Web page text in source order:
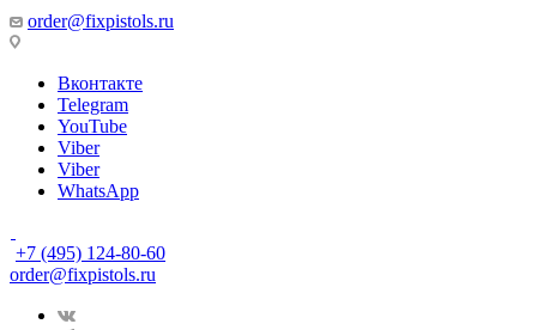
order@fixpistols.ru
Вконтакте
Telegram
YouTube
Viber
Viber
WhatsApp
+7 (495) 124-80-60
order@fixpistols.ru